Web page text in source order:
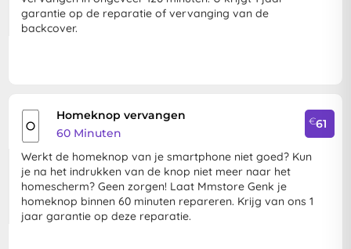
garantie op de reparatie of vervanging van de
backcover.
Homeknop vervangen
60 Minuten
€61
Werkt de homeknop van je smartphone niet goed? Kun
je na het indrukken van de knop niet meer naar het
homescherm? Geen zorgen! Laat Mmstore Genk je
homeknop binnen 60 minuten repareren. Krijg van ons 1
jaar garantie op deze reparatie.